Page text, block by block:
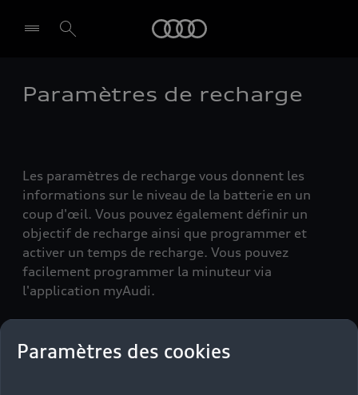
Paramètres de recharge
Les paramètres de recharge vous donnent les
informations sur le niveau de la batterie en un
coup d'œil. Vous pouvez également définir un
objectif de recharge ainsi que programmer et
activer un temps de recharge. Vous pouvez
facilement programmer la minuteur via
l'application myAudi.
Paramètres des cookies